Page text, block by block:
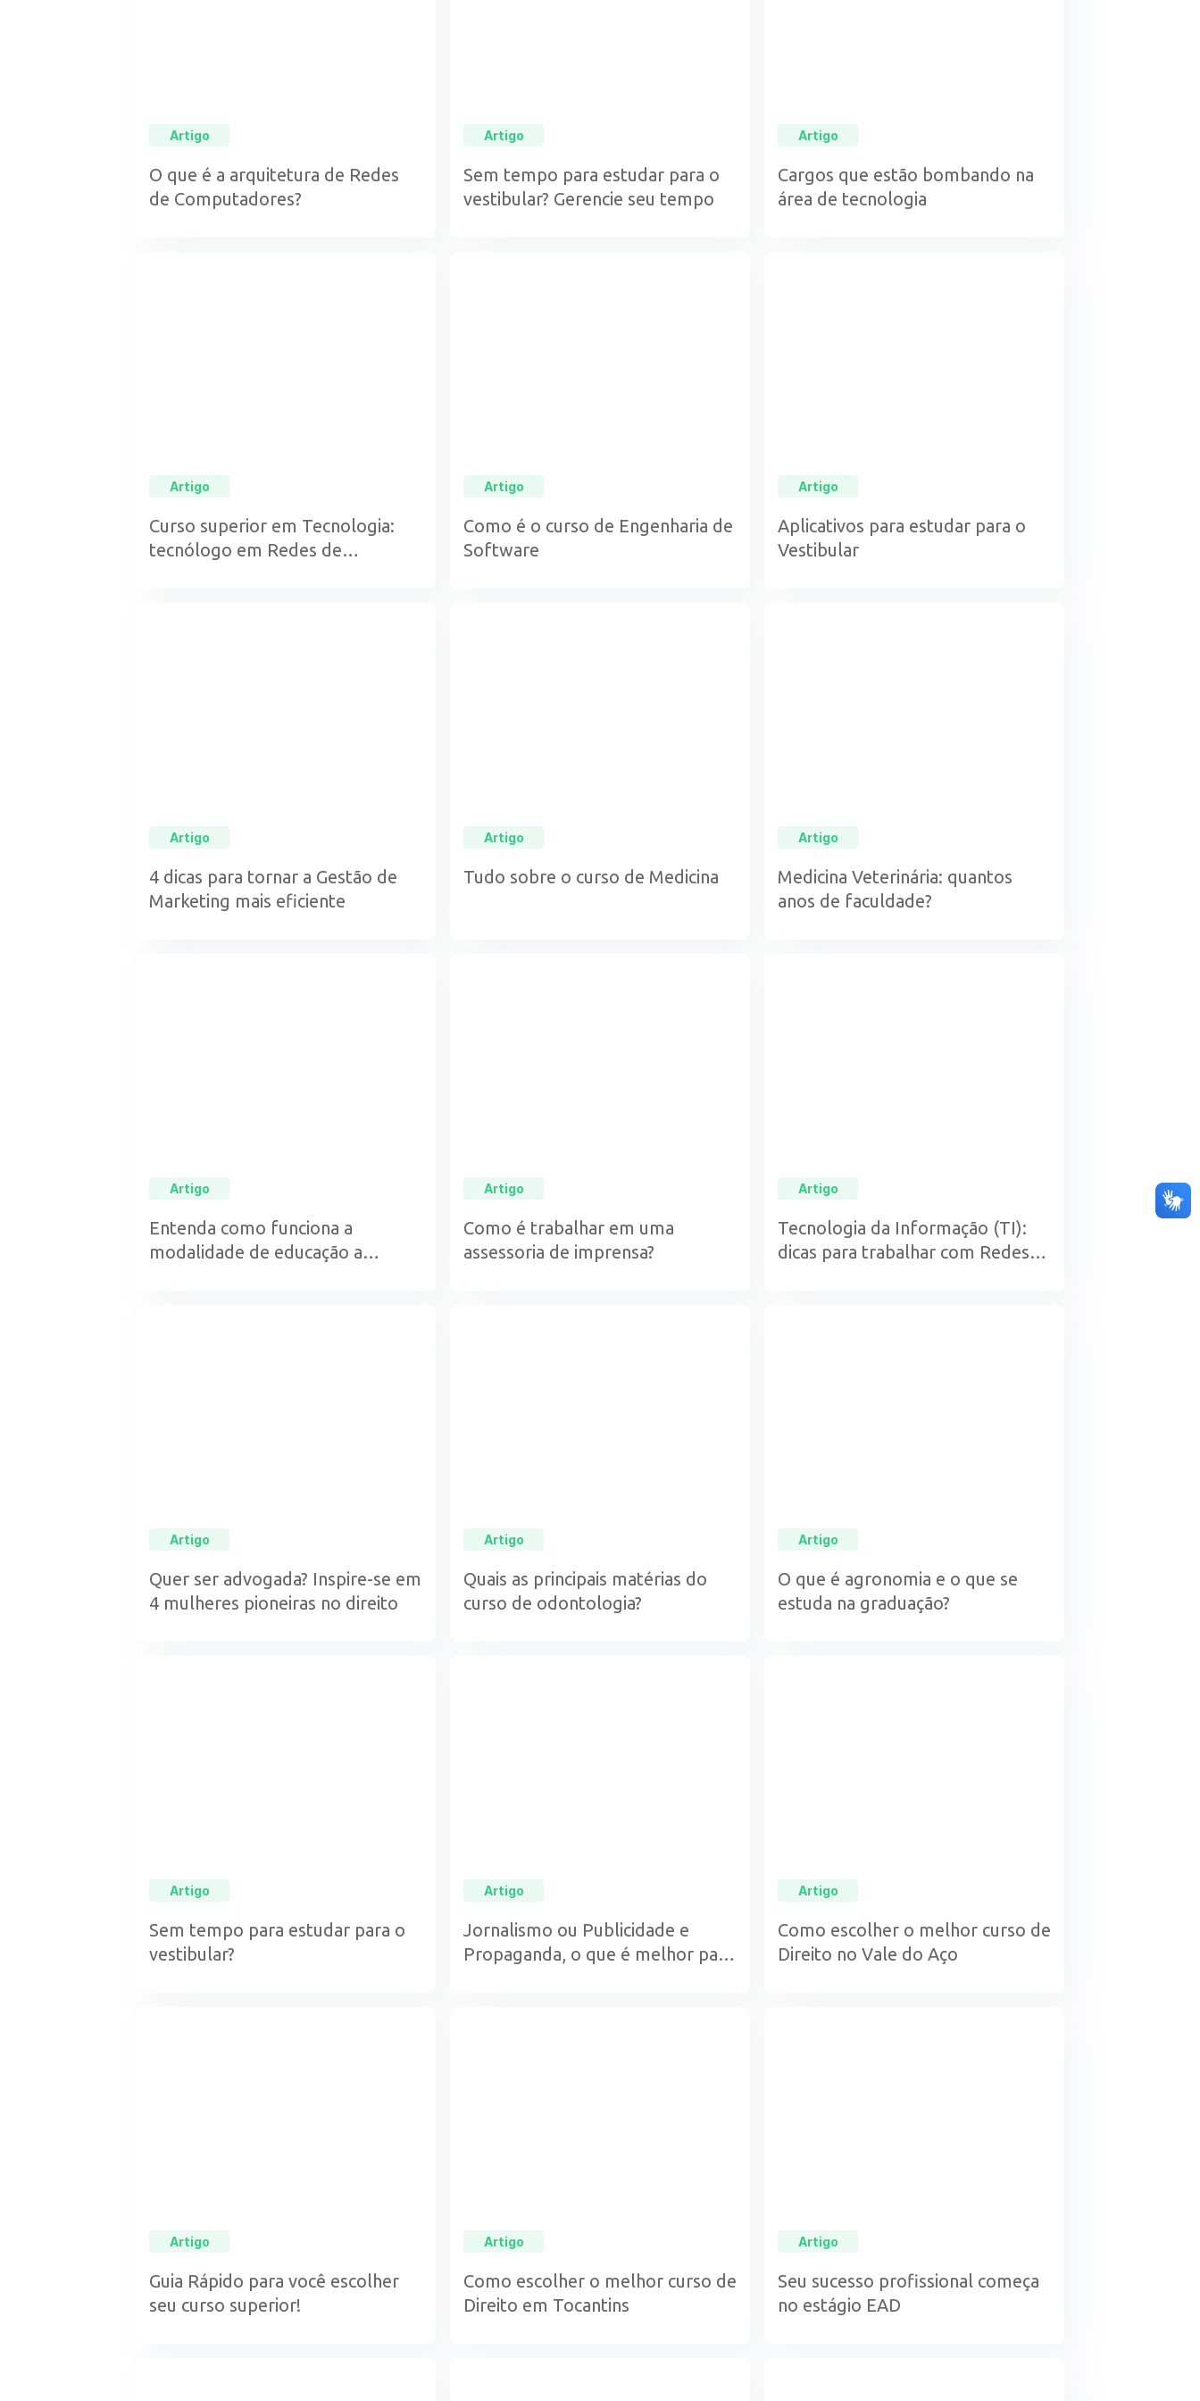
Artigo
O que é a arquitetura de Redes
de Computadores?
Artigo
Sem tempo para estudar para o
vestibular? Gerencie seu tempo
Artigo
Cargos que estão bombando na
área de tecnologia
Artigo
Curso superior em Tecnologia:
tecnólogo em Redes de
Artigo
Como é o curso de Engenharia de
Software
Artigo
Aplicativos para estudar para o
Vestibular
Artigo
4 dicas para tornar a Gestão de
Marketing mais eficiente
Artigo
Tudo sobre o curso de Medicina
Artigo
Medicina Veterinária: quantos
anos de faculdade?
Artigo
Entenda como funciona a
modalidade de educação a
Artigo
Como é trabalhar em uma
assessoria de imprensa?
Artigo
Tecnologia da Informação (TI):
dicas para trabalhar com Redes
Artigo
Quer ser advogada? Inspire-se em
4 mulheres pioneiras no direito
Artigo
Quais as principais matérias do
curso de odontologia?
Artigo
O que é agronomia e o que se
estuda na graduação?
Artigo
Sem tempo para estudar para o
vestibular?
Artigo
Jornalismo ou Publicidade e
Propaganda, o que é melhor para
Artigo
Como escolher o melhor curso de
Direito no Vale do Aço
Artigo
Guia Rápido para você escolher
seu curso superior!
Artigo
Como escolher o melhor curso de
Direito em Tocantins
Artigo
Seu sucesso profissional começa
no estágio EAD